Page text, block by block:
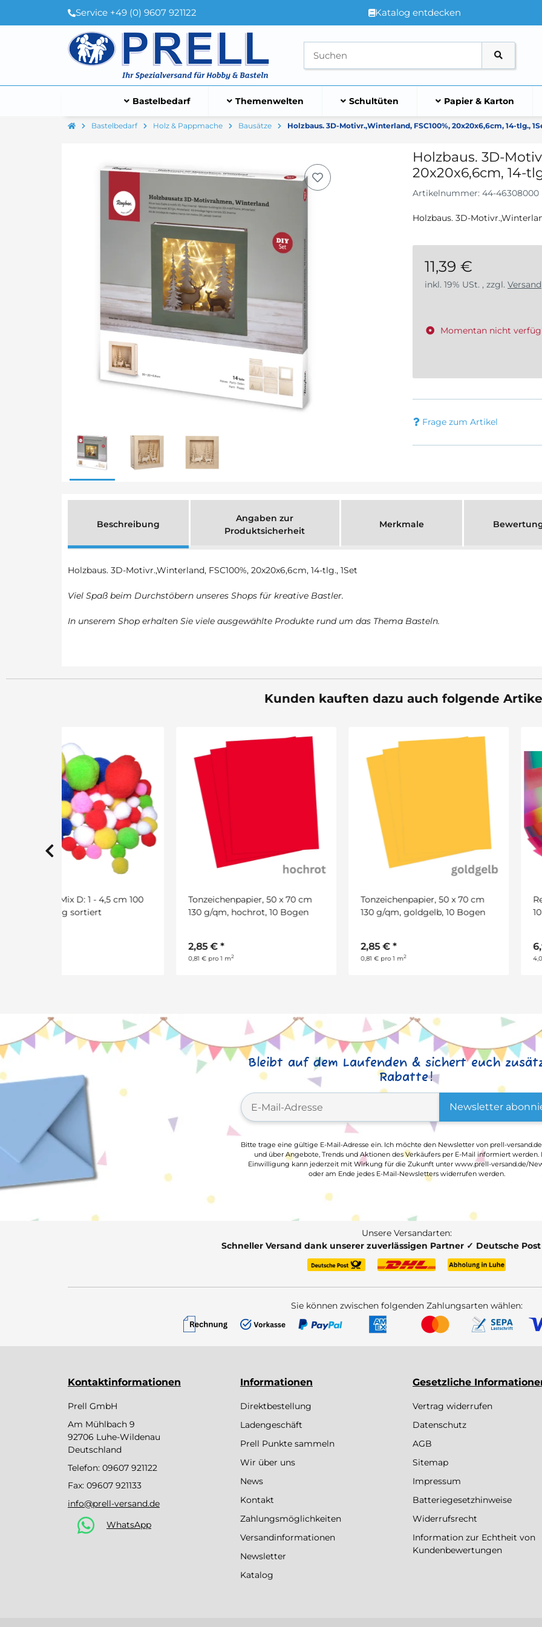
Service +49 (0) 9607 921122 Katalog entdecken
Bastelbedarf Themenwelten Schultüten Papier & Karton
Bastelbedarf Holz & Pappmache Bausätze Holzbaus. 3D-Motivr.,Winterland, FSC100%, 20x20x6,6cm, 14-tlg.,
Holzbaus. 3D-
20x20x6,6cm, 14-
Artikelnummer: 44-46308000
Holzbaus. 3D-
11,39 €
inkl. 19% USt. , zzgl. Versand
Momentan nicht
Frage zum Artikel
Beschreibung
Angaben zur
Produktsicherheit
Merkmale
Holzbaus. 3D-Motivr.,Winterland, FSC100%, 20x20x6,6cm, 14-tlg., 1Set
Viel Spaß beim Durchstöbern unseres Shops für kreative Bastler.
In unserem Shop erhalten Sie viele ausgewählte Produkte rund um das Thema Basteln.
Kunden kauften dazu auch folgende
Tonzeichenpapier, 50 x 70 cm
130 g/qm, hochrot, 10 Bogen
Tonzeichenpapier, 50 x 70 cm
130 g/qm, goldgelb, 10 Bogen
Regenbogen
10 Bogen, 34 x 51 cm
Bleibt auf dem Laufenden & sichert euch
Rabatte!
Newsletter
Bitte trage eine gültige E-Mail-Adresse ein. Ich möchte den Newsletter von prell-
und über Angebote, Trends und Aktionen des Verkäufers per E-Mail informiert werden.
Einwilligung kann jederzeit mit Wirkung für die Zukunft unter www.prell-versand.de/
oder am Ende jedes E-Mail-Newsletters widerrufen werden.
Unsere Versandarten:
Schneller Versand dank unserer zuverlässigen Partner ✓ Deutsche
Sie können zwischen folgenden Zahlungsarten wählen:
Kontaktinformationen
Prell GmbH
Am Mühlbach 9
92706 Luhe-Wildenau
Deutschland
Telefon: 09607 921122
Fax: 09607 921133
info@prell-versand.de
WhatsApp
Informationen
Direktbestellung
Ladengeschäft
Prell Punkte sammeln
Wir über uns
News
Kontakt
Zahlungsmöglichkeiten
Versandinformationen
Newsletter
Katalog
Gesetzliche
Vertrag widerrufen
Datenschutz
AGB
Sitemap
Impressum
Batteriegesetzhinweise
Widerrufsrecht
Information zur Echtheit von
Kundenbewertungen